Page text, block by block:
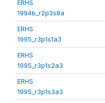
ERHS
1994b_r2p3s8a
ERHS
1995_r3p1s1a3
ERHS
1995_r3p1s2a3
ERHS
1995_r3p1s3a3